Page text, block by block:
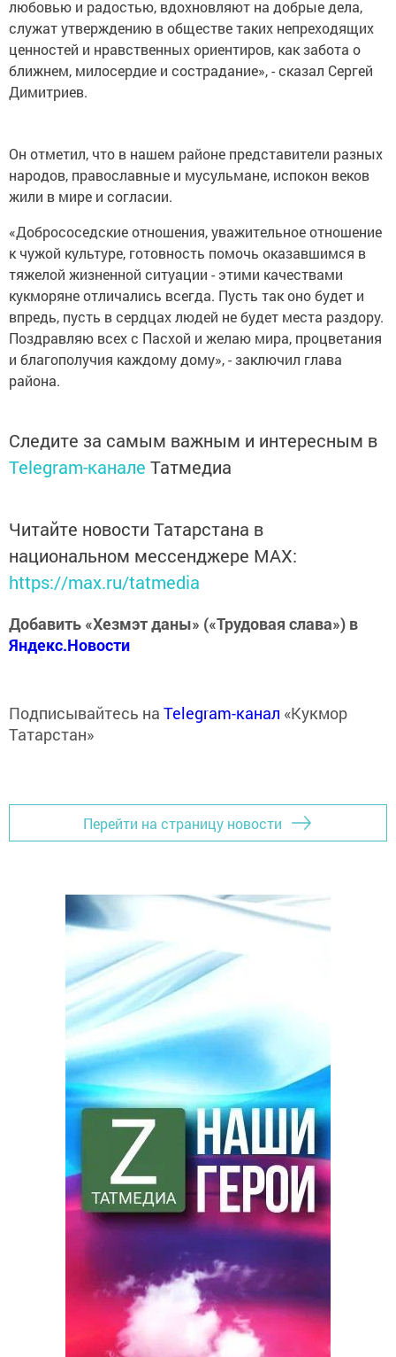
любовью и радостью, вдохновляют на добрые дела,
служат утверждению в обществе таких непреходящих
ценностей и нравственных ориентиров, как забота о
ближнем, милосердие и сострадание», - сказал Сергей
Димитриев.
Он отметил, что в нашем районе представители разных
народов, православные и мусульмане, испокон веков
жили в мире и согласии.
«Добрососедские отношения, уважительное отношение
к чужой культуре, готовность помочь оказавшимся в
тяжелой жизненной ситуации - этими качествами
кукморяне отличались всегда. Пусть так оно будет и
впредь, пусть в сердцах людей не будет места раздору.
Поздравляю всех с Пасхой и желаю мира, процветания
и благополучия каждому дому», - заключил глава
района.
Следите за самым важным и интересным в
Telegram-канале Татмедиа
Читайте новости Татарстана в
национальном мессенджере MАХ:
https://max.ru/tatmedia
Добавить «Хезмэт даны» («Трудовая слава») в
Яндекс.Новости
Подписывайтесь на Telegram-канал «Кукмор
Татарстан»
Перейти на страницу новости